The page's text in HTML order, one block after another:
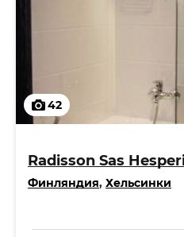
42
Radisson Sas
Финляндия, Хельсинки